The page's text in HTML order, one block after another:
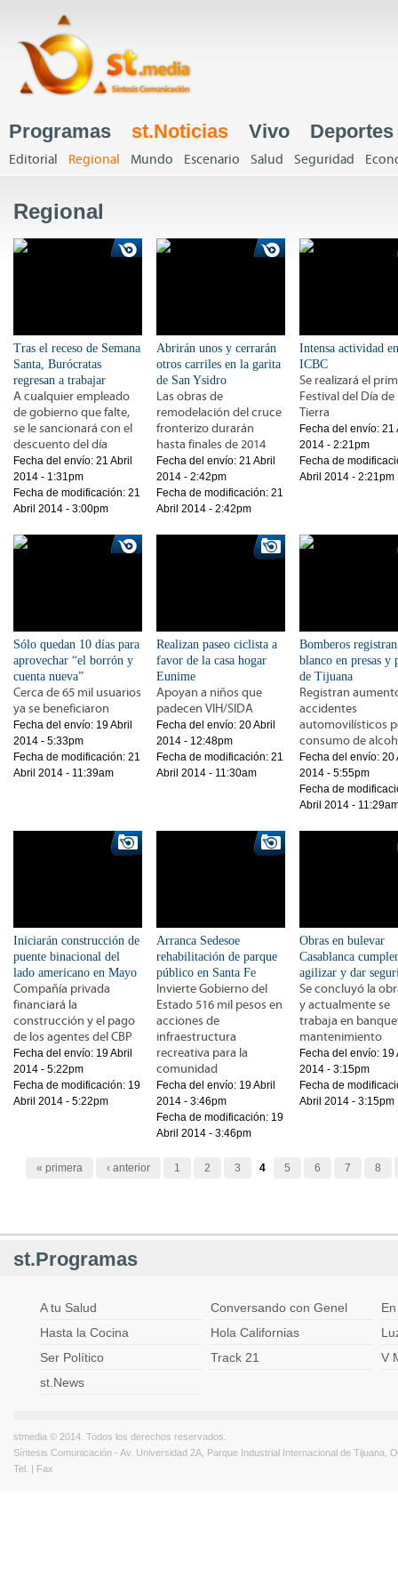
Menú principal
Programas st.Noticias Vivo Deportes
Menú principal
Editorial Regional Mundo Escenario Salud Seguridad
Regional
Tras el receso de Semana
Santa, Burócratas
regresan a trabajar
A cualquier empleado
de gobierno que falte,
se le sancionará con el
descuento del día
Fecha del envío: 21 Abril
2014 - 1:31pm
Fecha de modificación: 21
Abril 2014 - 3:00pm
Abrirán unos y cerrarán
otros carriles en la garita
de San Ysidro
Las obras de
remodelación del cruce
fronterizo durarán
hasta finales de 2014
Fecha del envío: 21 Abril
2014 - 2:42pm
Fecha de modificación: 21
Abril 2014 - 2:42pm
Intensa actividad
ICBC
Se realizará el
Festival del Día de
Tierra
Fecha del envío: 21
2014 - 2:21pm
Fecha de
Abril 2014 - 2:21pm
Sólo quedan 10 días para
aprovechar “el borrón y
cuenta nueva”
Cerca de 65 mil usuarios
ya se beneficiaron
Fecha del envío: 19 Abril
2014 - 5:33pm
Fecha de modificación: 21
Abril 2014 - 11:39am
Realizan paseo ciclista a
favor de la casa hogar
Eunime
Apoyan a niños que
padecen VIH/SIDA
Fecha del envío: 20 Abril
2014 - 12:48pm
Fecha de modificación: 21
Abril 2014 - 11:30am
Bomberos
blanco en presas y
de Tijuana
Registran
accidentes
automovilísticos
consumo de
Fecha del envío: 20
2014 - 5:55pm
Fecha de
Abril 2014 -
Iniciarán construcción de
puente binacional del
lado americano en Mayo
Compañía privada
financiará la
construcción y el pago
de los agentes del CBP
Fecha del envío: 19 Abril
2014 - 5:22pm
Fecha de modificación: 19
Abril 2014 - 5:22pm
Arranca Sedesoe
rehabilitación de parque
público en Santa Fe
Invierte Gobierno del
Estado 516 mil pesos en
acciones de
infraestructura
recreativa para la
comunidad
Fecha del envío: 19 Abril
2014 - 3:46pm
Fecha de modificación: 19
Abril 2014 - 3:46pm
Obras en bulevar
Casablanca
agilizar y dar
Se concluyó la
y actualmente se
trabaja en
mantenimiento
Fecha del envío: 19
2014 - 3:15pm
Fecha de
Abril 2014 - 3:15pm
Páginas
« primera ‹ anterior 1 2 3 4 5 6 7 8
st.Programas
A tu Salud Conversando con Genel
Hasta la Cocina
Hola Californias
Ser Político
Track 21
V
st.News
stmedia © 2014. Todos los derechos reservados.
Síntesis Comunicación - Av. Universidad 2A, Parque Industrial Internacional de Tijuana,
Tel. | Fax